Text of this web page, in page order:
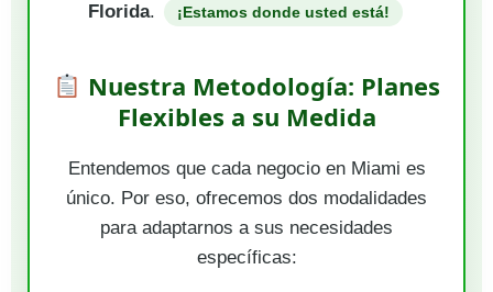
Florida. ¡Estamos donde usted está!
Nuestra Metodología: Planes
Flexibles a su Medida
Entendemos que cada negocio en Miami es
único. Por eso, ofrecemos dos modalidades
para adaptarnos a sus necesidades
específicas: